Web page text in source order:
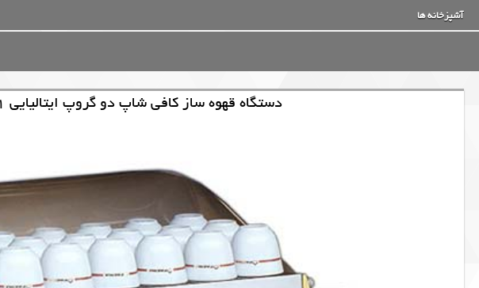
آشپزخانه ها
دستگاه قهوه ساز کافی شاپ دو گروپ ایتالیایی Faema E61